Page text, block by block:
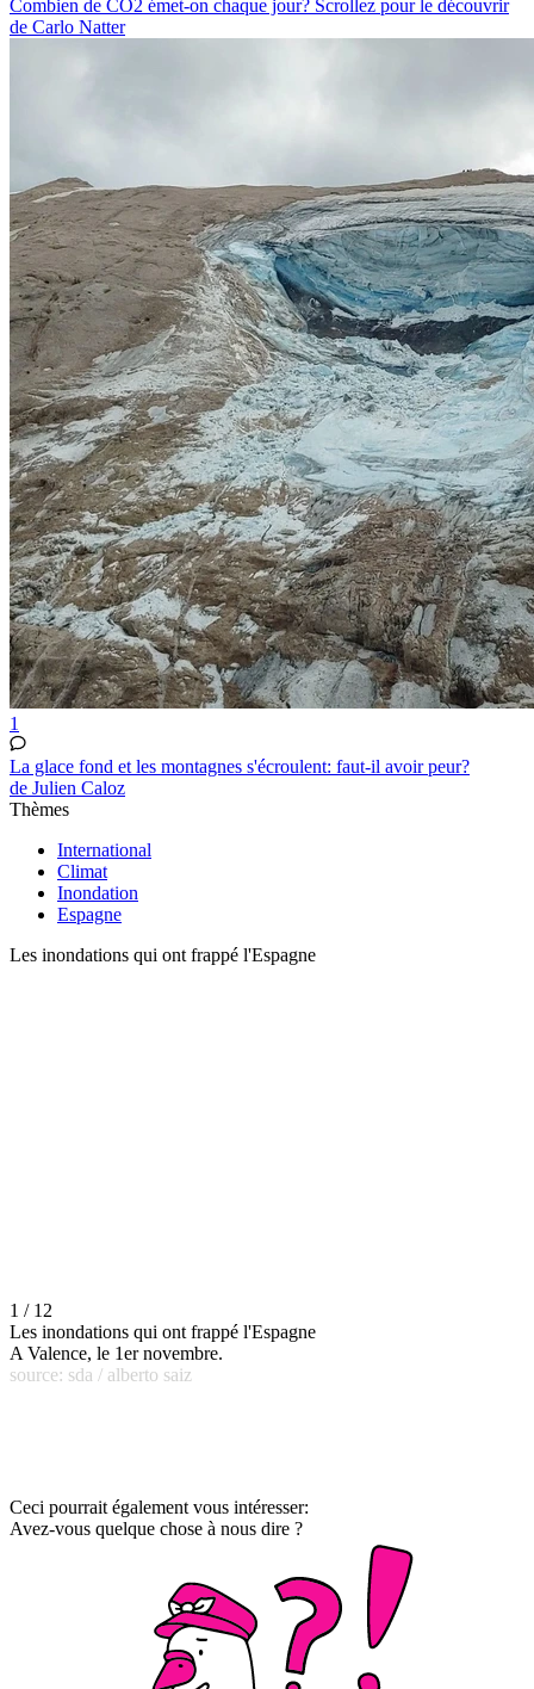
Combien de CO2 émet-on chaque jour? Scrollez pour le découvrir
de Carlo Natter
1
La glace fond et les montagnes s'écroulent: faut-il avoir peur?
de Julien Caloz
Thèmes
International
Climat
Inondation
Espagne
Les inondations qui ont frappé l'Espagne
1 / 12
Les inondations qui ont frappé l'Espagne
A Valence, le 1er novembre.
source: sda / alberto saiz
Ceci pourrait également vous intéresser:
Avez-vous quelque chose à nous dire ?